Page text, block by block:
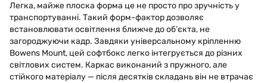
Легка, майже плоска форма це не просто про зручність у
транспортуванні. Такий форм-фактор дозволяє
встановлювати освітлення ближче до об’єкта, не
загороджуючи кадр. Завдяки універсальному кріпленню
Bowens Mount, цей софтбокс легко інтегрується до різних
світлових систем. Каркас виконаний з пружного, але
стійкого матеріалу — після десятків складань він не втрачає